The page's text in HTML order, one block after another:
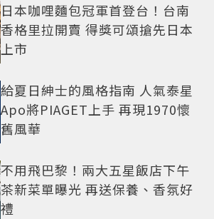
日本咖哩麵包冠軍首登台！台南
香格里拉開賣 得獎可頌搶先日本
上市
給夏日紳士的風格指南 人氣泰星
Apo將PIAGET上手 再現1970懷
舊風華
不用飛巴黎！兩大五星飯店下午
茶新菜單曝光 再送保養、香氛好
禮